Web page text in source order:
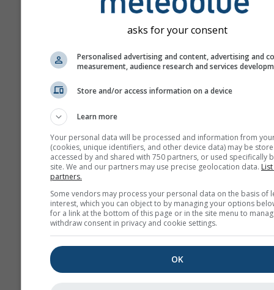
Meteogram
AGRO
asks for your consent
Personalised advertising and content, advertising and
measurement, audience research and services
Store and/or access information on a device
Learn more
Your personal data will be processed and information from
(cookies, unique identifiers, and other device data) may be
accessed by and shared with 750 partners, or used specifically
site. We and our partners may use precise geolocation data.
partners.
Some vendors may process your personal data on the basis of
interest, which you can object to by managing your options
for a link at the bottom of this page or in the site menu to
withdraw consent in privacy and cookie settings.
OK